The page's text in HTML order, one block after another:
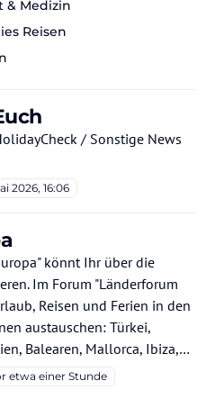
& Medizin
Reisen
/ Sonstige News
2026, 16:06
könnt Ihr über die
Im Forum "Länderforum
Reisen und Ferien in den
austauschen: Türkei,
Balearen, Mallorca, Ibiza,
Canaria, Teneriffa,
etwa einer Stunde